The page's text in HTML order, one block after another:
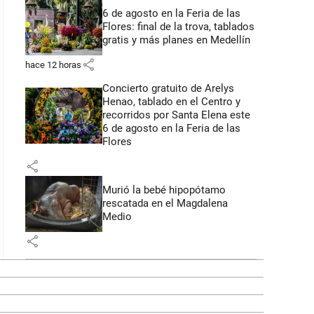
6 de agosto en la Feria de las
Flores: final de la trova, tablados
gratis y más planes en Medellín
hace 12 horas share
Concierto gratuito de Arelys
Henao, tablado en el Centro y
recorridos por Santa Elena este
6 de agosto en la Feria de las
Flores
share
Murió la bebé hipopótamo
rescatada en el Magdalena
Medio
share